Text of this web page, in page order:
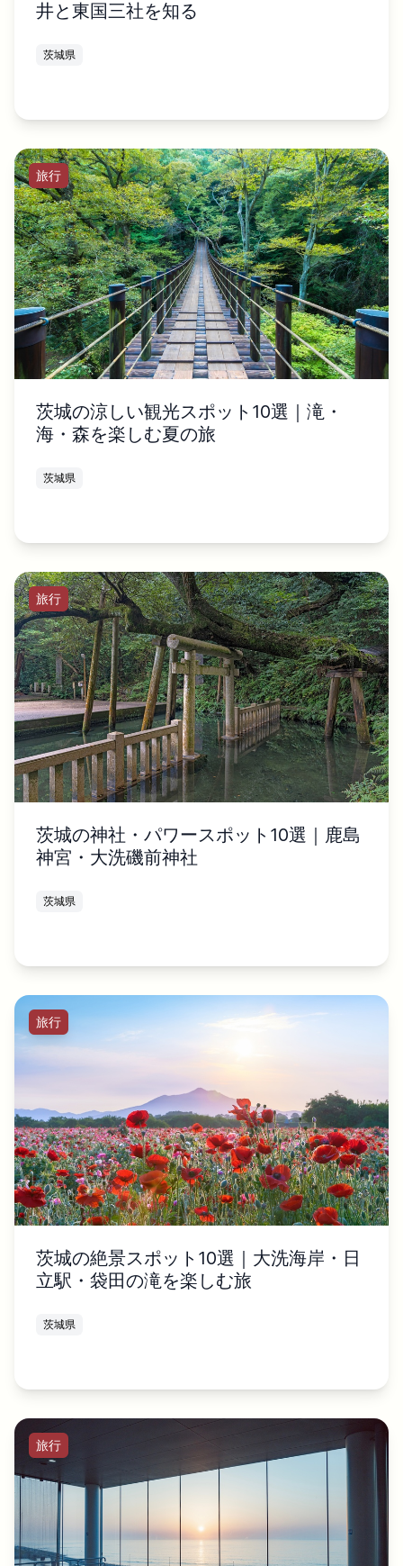
井と東国三社を知る
茨城県
旅行
茨城の涼しい観光スポット10選｜滝・
海・森を楽しむ夏の旅
茨城県
旅行
茨城の神社・パワースポット10選｜鹿島
神宮・大洗磯前神社
茨城県
旅行
茨城の絶景スポット10選｜大洗海岸・日
立駅・袋田の滝を楽しむ旅
茨城県
旅行